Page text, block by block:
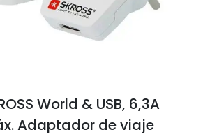
World & USB, 6,3A
Adaptador de viaje